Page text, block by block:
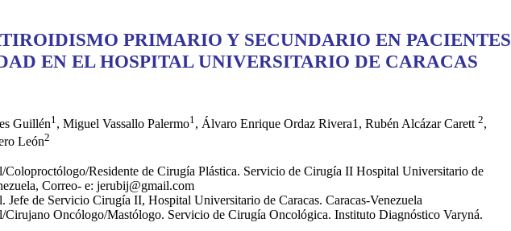
PRIMARIO Y SECUNDARIO EN PACIENTES
EN EL HOSPITAL UNIVERSITARIO DE CARACAS
Guillén1, Miguel Vassallo Palermo1, Álvaro Enrique Ordaz Rivera1, Rubén Alcázar Carett 2,
León2
Residente de Cirugía Plástica. Servicio de Cirugía II Hospital Universitario de
Correo- e: jerubij@gmail.com
Jefe de Servicio Cirugía II, Hospital Universitario de Caracas. Caracas-Venezuela
Oncólogo/Mastólogo. Servicio de Cirugía Oncológica. Instituto Diagnóstico Varyná.